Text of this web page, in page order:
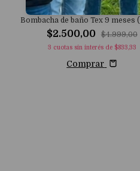
Bombacha de baño Tex 9 meses
$2.500,00 $4.999,00
3 cuotas sin interés de $833,33
Comprar